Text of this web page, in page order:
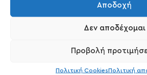
Αποδοχή
Δεν αποδέχομαι
Προβολή
Πολιτική CookiesΠολιτική